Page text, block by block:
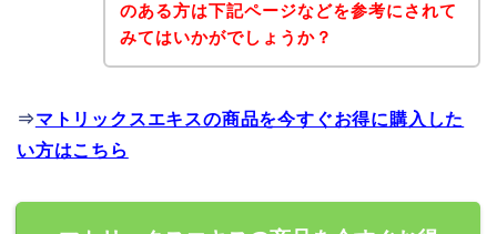
のある方は下記ページなどを参考にされて
みてはいかがでしょうか？
⇒マトリックスエキスの商品を今すぐお得に購入した
い方はこちら